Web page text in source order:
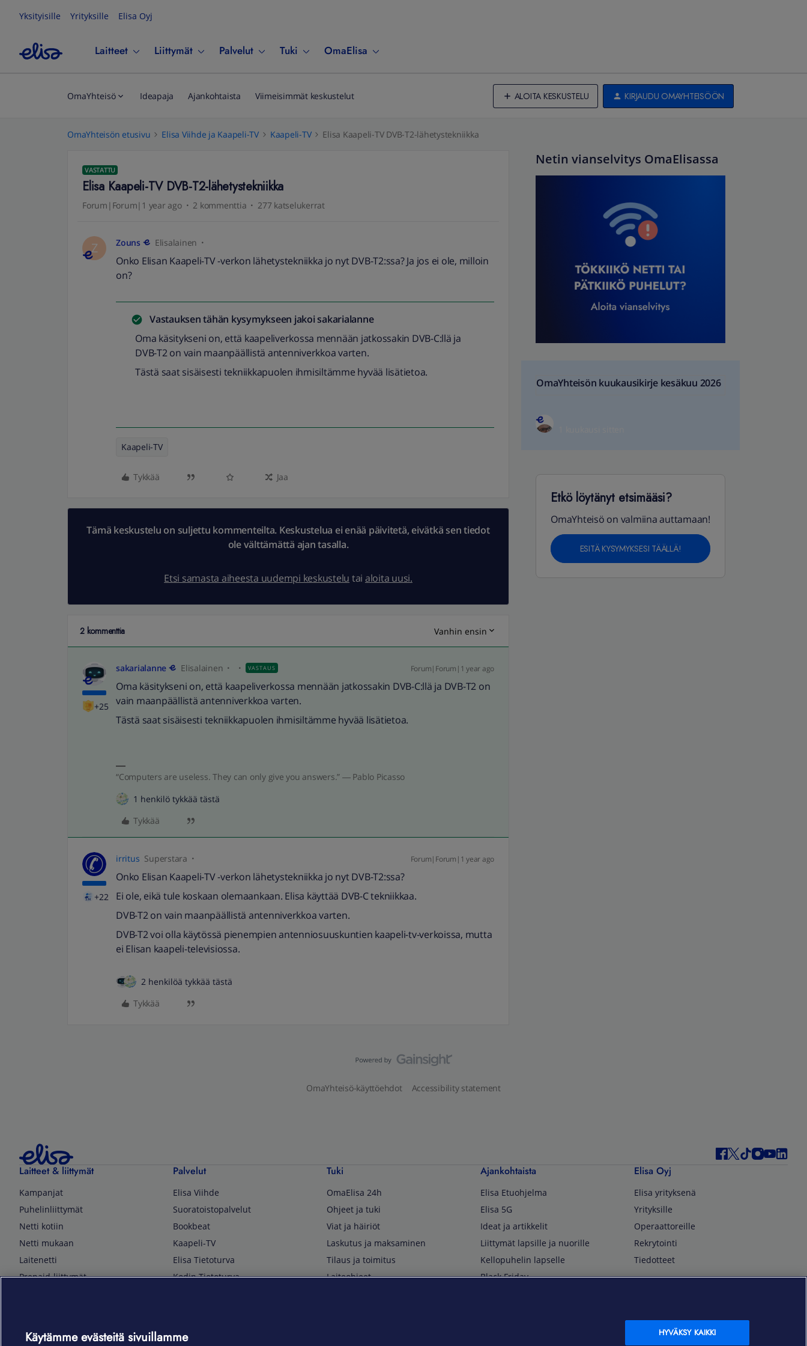
Yksityisille Yrityksille Elisa Oyj
Laitteet Liittymät Palvelut Tuki OmaElisa
OmaYhteisö Ideapaja Ajankohtaista Viimeisimmät keskustelut ALOITA KESKUSTELU KIRJAUDU OMAYHTEISÖÖN
OmaYhteisön etusivu Elisa Viihde ja Kaapeli-TV Kaapeli-TV Elisa Kaapeli-TV DVB-T2-lähetystekniikka
VASTATTU
Elisa Kaapeli-TV DVB-T2-lähetystekniikka
Forum|Forum|1 year ago 2 kommenttia 277 katselukerrat
Z Zouns Elisalainen
Onko Elisan Kaapeli-TV -verkon lähetystekniikka jo nyt DVB-T2:ssa? Ja jos ei ole, milloin
on?
Vastauksen tähän kysymykseen jakoisakarialanne
Oma käsitykseni on, että kaapeliverkossa mennään jatkossakin DVB-C:llä ja
DVB-T2 on vain maanpäällistä antenniverkkoa varten.
Tästä saat sisäisesti tekniikkapuolen ihmisiltämme hyvää lisätietoa.
Kaapeli-TV
Tykkää Jaa
Tämä keskustelu on suljettu kommenteilta. Keskustelua ei enää päivitetä, eivätkä sen tiedot
ole välttämättä ajan tasalla.
Etsi samasta aiheesta uudempi keskustelu tai aloita uusi.
2 kommenttia Vanhin ensin
+25
sakarialanne Elisalainen VASTAUS Forum|Forum|1 year ago
Oma käsitykseni on, että kaapeliverkossa mennään jatkossakin DVB-C:llä ja DVB-T2 on
vain maanpäällistä antenniverkkoa varten.
Tästä saat sisäisesti tekniikkapuolen ihmisiltämme hyvää lisätietoa.
“Computers are useless. They can only give you answers.” ― Pablo Picasso
1 henkilö tykkää tästä
Tykkää
+22
irritus Superstara Forum|Forum|1 year ago
Onko Elisan Kaapeli-TV -verkon lähetystekniikka jo nyt DVB-T2:ssa?
Ei ole, eikä tule koskaan olemaankaan. Elisa käyttää DVB-C tekniikkaa.
DVB-T2 on vain maanpäällistä antenniverkkoa varten.
DVB-T2 voi olla käytössä pienempien antenniosuuskuntien kaapeli-tv-verkoissa, mutta
ei Elisan kaapeli-televisiossa.
2 henkilöä tykkää tästä
Tykkää
Netin vianselvitys OmaElisassa
OmaYhteisön kuukausikirje kesäkuu 2026
Etkö löytänyt etsimääsi?
OmaYhteisö on valmiina auttamaan!
ESITÄ KYSYMYKSESI TÄÄLLÄ!
OmaYhteisö-käyttöehdot Accessibility statement
Laitteet & liittymät
Kampanjat
Puhelinliittymät
Netti kotiin
Netti mukaan
Laitenetti
Prepaid-liittymät
Palvelut
Elisa Viihde
Suoratoistopalvelut
Bookbeat
Kaapeli-TV
Elisa Tietoturva
Kodin Tietoturva
Tuki
OmaElisa 24h
Ohjeet ja tuki
Viat ja häiriöt
Laskutus ja maksaminen
Tilaus ja toimitus
Laiteohjeet
Ajankohtaista
Elisa Etuohjelma
Elisa 5G
Ideat ja artikkelit
Liittymät lapsille ja nuorille
Kellopuhelin lapselle
Black Friday
Elisa Oyj
Elisa yrityksenä
Yrityksille
Operaattoreille
Rekrytointi
Tiedotteet
OmaElisa Self Service
Käytämme evästeitä sivuillamme HYVÄKSY KAIKKI